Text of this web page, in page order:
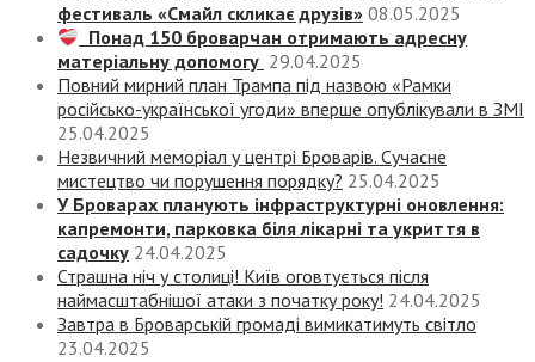
фестиваль «Смайл скликає друзів» 08.05.2025
Понад 150 броварчан отримають адресну
матеріальну допомогу 29.04.2025
Повний мирний план Трампа під назвою «‎Рамки
російсько-української угоди» вперше опублікували в ЗМІ
25.04.2025
Незвичний меморіал у центрі Броварів. Сучасне
мистецтво чи порушення порядку? 25.04.2025
У Броварах планують інфраструктурні оновлення:
капремонти, парковка біля лікарні та укриття в
садочку 24.04.2025
Страшна ніч у столиці! Київ оговтується після
наймасштабнішої атаки з початку року! 24.04.2025
Завтра в Броварській громаді вимикатимуть світло
23.04.2025